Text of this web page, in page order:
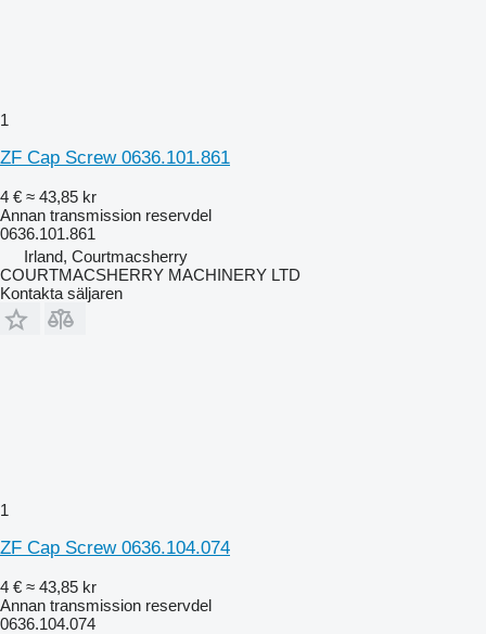
1
ZF Cap Screw 0636.101.861
4 € ≈ 43,85 kr
Annan transmission reservdel
0636.101.861
Irland, Courtmacsherry
COURTMACSHERRY MACHINERY LTD
Kontakta säljaren
1
ZF Cap Screw 0636.104.074
4 € ≈ 43,85 kr
Annan transmission reservdel
0636.104.074